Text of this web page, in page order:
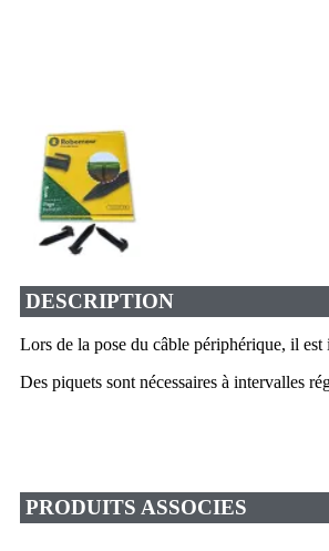
DESCRIPTION
Lors de la pose du câble périphérique, il
Des piquets sont nécessaires à intervalles
PRODUITS ASSOCIES